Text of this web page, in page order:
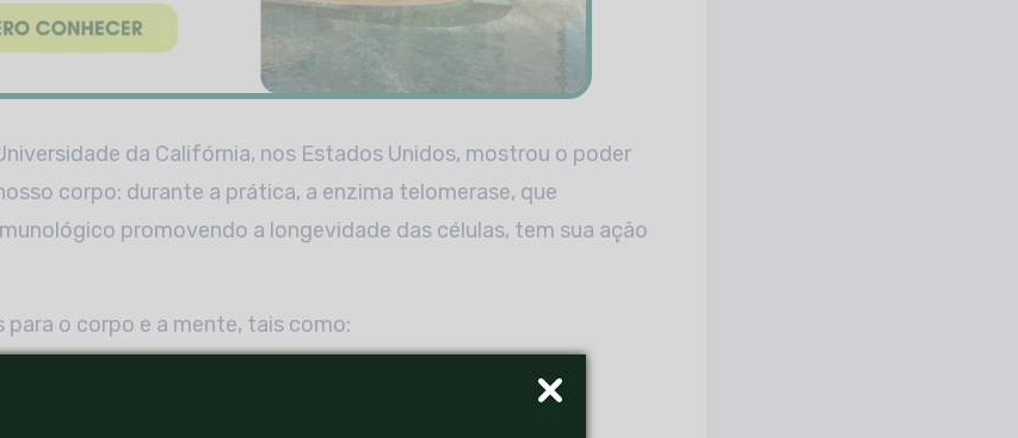
da Califórnia, nos Estados Unidos, mostrou o poder
corpo: durante a prática, a enzima telomerase, que
promovendo a longevidade das células, tem sua ação
o corpo e a mente, tais como:
e pensamentos negativos;